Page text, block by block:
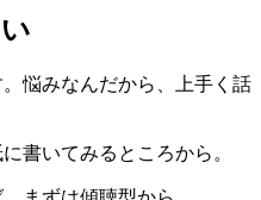
悩みなんだから、上手く話
書いてみるところから。